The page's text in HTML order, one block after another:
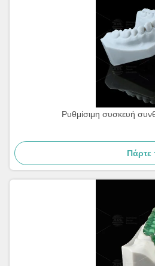
Ρυθμίσιμη συσκευή
Πάρτε